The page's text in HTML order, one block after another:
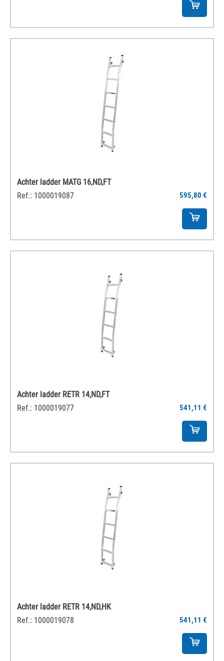
Achter ladder MATG 16,ND,FT
Ref.: 1000019087
595,80 €
Achter ladder RETR 14,ND,FT
Ref.: 1000019077
541,11 €
Achter ladder RETR 14,ND,HK
Ref.: 1000019078
541,11 €